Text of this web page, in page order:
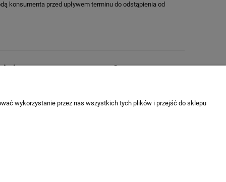
konsumenta przed upływem terminu do odstąpienia od
i zwroty O nas
wykorzystanie przez nas wszystkich tych plików i przejść do sklepu